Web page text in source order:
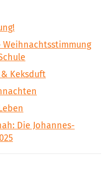
Weihnachtsstimmung
Keksduft
Die Johannes-